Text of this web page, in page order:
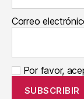
el
ig
ci
a
J
u
Y
z
Correo
Por favor,